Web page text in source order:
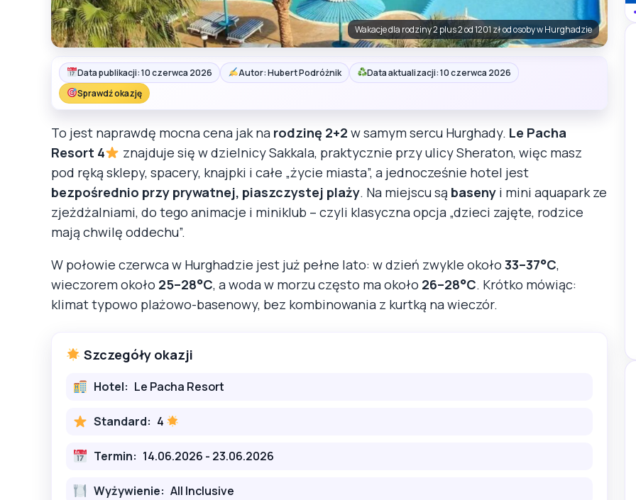
Wakacje dla rodziny 2 plus 2 od 1201 zł od osoby w Hurghadzie
Data publikacji: 10 czerwca 2026 Autor: Hubert Podróżnik
Data aktualizacji: 10 czerwca 2026
Sprawdź okazję
To jest naprawdę mocna cena jak na rodzinę 2+2 w samym sercu Hurghady. Le Pacha
Resort 4
znajduje się w dzielnicy Sakkala, praktycznie przy ulicy Sheraton, więc masz
pod ręką sklepy, spacery, knajpki i całe „życie miasta”, a jednocześnie hotel jest
bezpośrednio przy prywatnej, piaszczystej plaży. Na miejscu są baseny i mini aquapark ze
zjeżdżalniami, do tego animacje i miniklub – czyli klasyczna opcja „dzieci zajęte, rodzice
mają chwilę oddechu”.
W połowie czerwca w Hurghadzie jest już pełne lato: w dzień zwykle około 33–37°C,
wieczorem około 25–28°C, a woda w morzu często ma około 26–28°C. Krótko mówiąc:
klimat typowo plażowo-basenowy, bez kombinowania z kurtką na wieczór.
Szczegóły okazji
Hotel: Le Pacha Resort
Standard: 4
Termin: 14.06.2026 - 23.06.2026
Wyżywienie: All Inclusive